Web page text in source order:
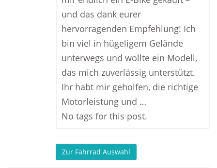
und das dank eurer
hervorragenden Empfehlung! Ich
bin viel in hügeligem Gelände
unterwegs und wollte ein Modell,
das mich zuverlässig unterstützt.
Ihr habt mir geholfen, die richtige
Motorleistung und …
No tags for this post.
Zur Fahrrad Auswahl